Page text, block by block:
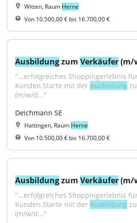
Witten, Raum Herne
Von 10.500,00 € bis 16.700,00 €
Ausbildung zum Verkäufer (m/
"...erfolgreiches Shoppingerlebnis
Kunden.Starte mit der Ausbildung
(m/w/d..."
Deichmann SE
Hattingen, Raum Herne
Von 10.500,00 € bis 16.700,00 €
Ausbildung zum Verkäufer (m/
"...erfolgreiches Shoppingerlebnis
Kunden.Starte mit der Ausbildung
(m/w/d..."